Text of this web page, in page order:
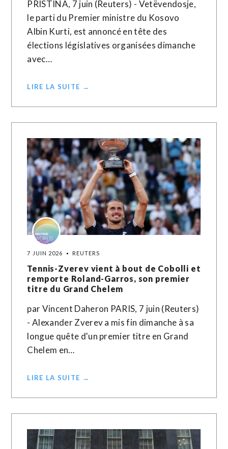
PRISTINA, 7 juin (Reuters) - Vetëvendosje,
le parti du Premier ministre du Kosovo
Albin Kurti, est annoncé en tête des
élections législatives organisées dimanche
avec…
LIRE LA SUITE →
7 JUIN 2026 REUTERS
Tennis-Zverev vient à bout de Cobolli et
remporte Roland-Garros, son premier
titre du Grand Chelem
par Vincent Daheron PARIS, 7 juin (Reuters)
- Alexander Zverev a mis fin dimanche à sa
longue quête d'un premier titre en Grand
Chelem en…
LIRE LA SUITE →